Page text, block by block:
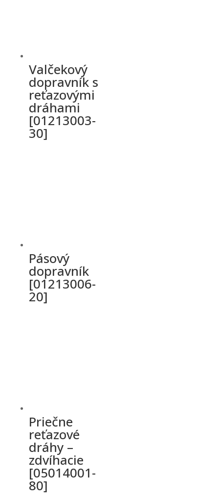
Valčekový
dopravník s
reťazovými
dráhami
[01213003-
30]
Pásový
dopravník
[01213006-
20]
Priečne
reťazové
dráhy –
zdvíhacie
[05014001-
80]